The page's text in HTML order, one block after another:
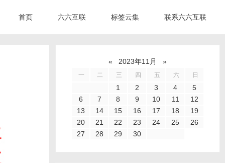
首页 六六互联 标签云集 联系六六互联
« 2023年11月 »
一 二 三 四 五 六 日
1 2 3 4
5
6
7 8 9 10 11
12
13
14 15 16 17 18
19
20
21 22 23 24 25
26
27
28 29 30